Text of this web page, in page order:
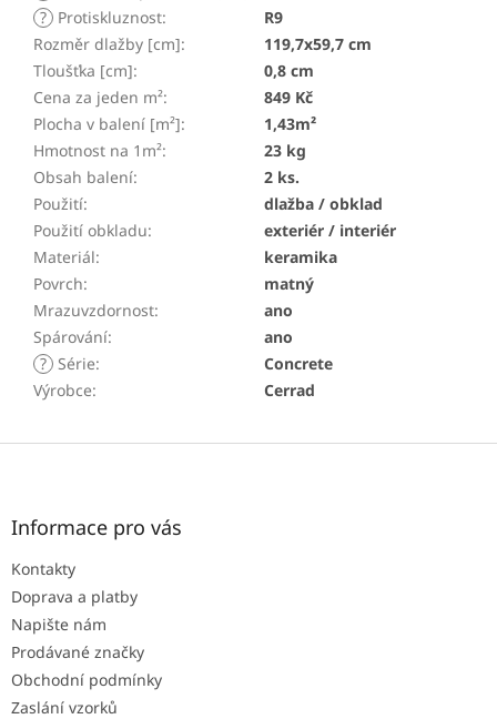
? Protiskluznost:
R9
Rozměr dlažby [cm]:
119,7x59,7 cm
Tloušťka [cm]:
0,8 cm
Cena za jeden m²:
849 Kč
Plocha v balení [m²]:
1,43m²
Hmotnost na 1m²:
23 kg
Obsah balení:
2 ks.
Použití:
dlažba / obklad
Použití obkladu:
exteriér / interiér
Materiál:
keramika
Povrch:
matný
Mrazuvzdornost:
ano
Spárování:
ano
? Série:
Concrete
Výrobce: Cerrad
Z
Informace pro vás
Kontakty
Doprava a platby
Napište nám
Prodávané značky
Obchodní podmínky
Zaslání vzorků